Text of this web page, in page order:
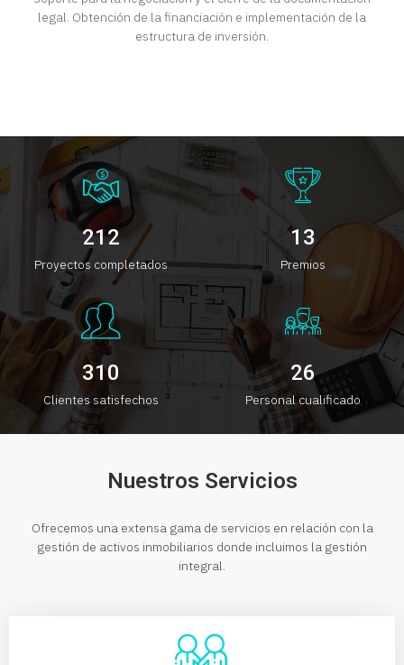
legal. Obtención de la financiación e implementación de la
estructura de inversión.
212
Proyectos completados
310
Clientes satisfechos
13
Premios
26
Personal cualificado
Nuestros Servicios
Ofrecemos una extensa gama de servicios en relación con la
gestión de activos inmobiliarios donde incluimos la gestión
integral.